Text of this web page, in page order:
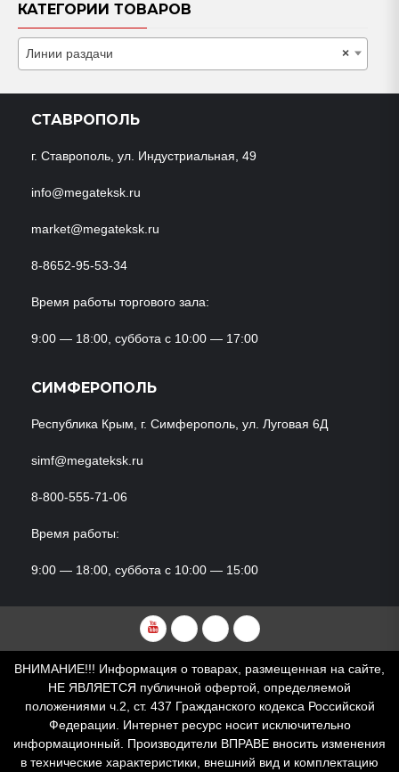
КАТЕГОРИИ ТОВАРОВ
×
Линии раздачи
СТАВРОПОЛЬ
г. Ставрополь, ул. Индустриальная, 49
info@megateksk.ru
market@megateksk.ru
8-8652-95-53-34
Время работы торгового зала:
9:00 — 18:00, суббота с 10:00 — 17:00
СИМФЕРОПОЛЬ
Республика Крым, г. Симферополь, ул. Луговая 6Д
simf@megateksk.ru
8-800-555-71-06
Время работы:
9:00 — 18:00, суббота с 10:00 — 15:00
YouTubeVKvideoRuTubeDzen
ВНИМАНИЕ!!! Информация о товарах, размещенная на сайте,
НЕ ЯВЛЯЕТСЯ публичной офертой, определяемой
положениями ч.2, ст. 437 Гражданского кодекса Российской
Федерации. Интернет ресурс носит исключительно
информационный. Производители ВПРАВЕ вносить изменения
в технические характеристики, внешний вид и комплектацию